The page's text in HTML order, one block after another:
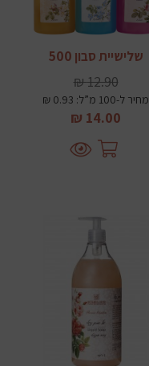
שלישיית סבון 500
12.90 ₪
מחיר ל-100 מ”ל: 0.93 ₪
14.00 ₪